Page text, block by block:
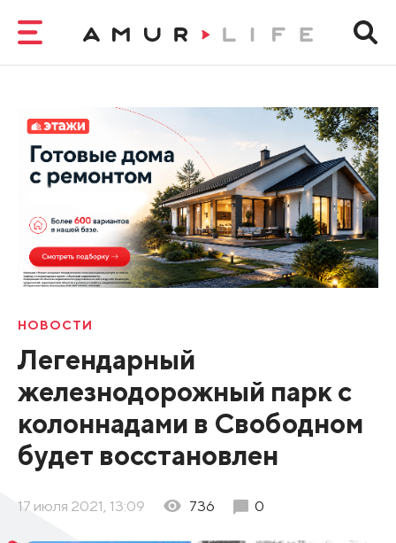
НОВОСТИ
Легендарный
железнодорожный парк с
колоннадами в Свободном
будет восстановлен
17 июля 2021, 13:09 736 0